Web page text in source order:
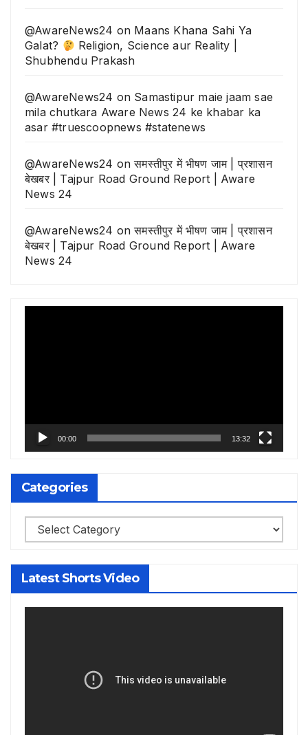
@AwareNews24 on Maans Khana Sahi Ya
Galat?
Religion, Science aur Reality |
Shubhendu Prakash
@AwareNews24 on Samastipur maie jaam sae
mila chutkara Aware News 24 ke khabar ka
asar #truescoopnews #statenews
@AwareNews24 onसमस्तीपुर में भीषण जाम | प्रशासन
बेखबर | Tajpur Road Ground Report | Aware
News 24
@AwareNews24 onसमस्तीपुर में भीषण जाम | प्रशासन
बेखबर | Tajpur Road Ground Report | Aware
News 24
00:00 13:32
Categories
Categories
Latest Shorts Video